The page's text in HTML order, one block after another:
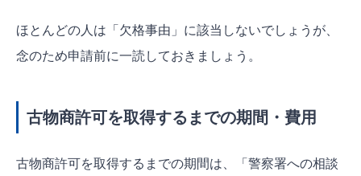
ほとんどの人は「欠格事由」に該当しないでしょうが、
念のため申請前に一読しておきましょう。
古物商許可を取得するまでの期間・費用
古物商許可を取得するまでの期間は、「警察署への相談